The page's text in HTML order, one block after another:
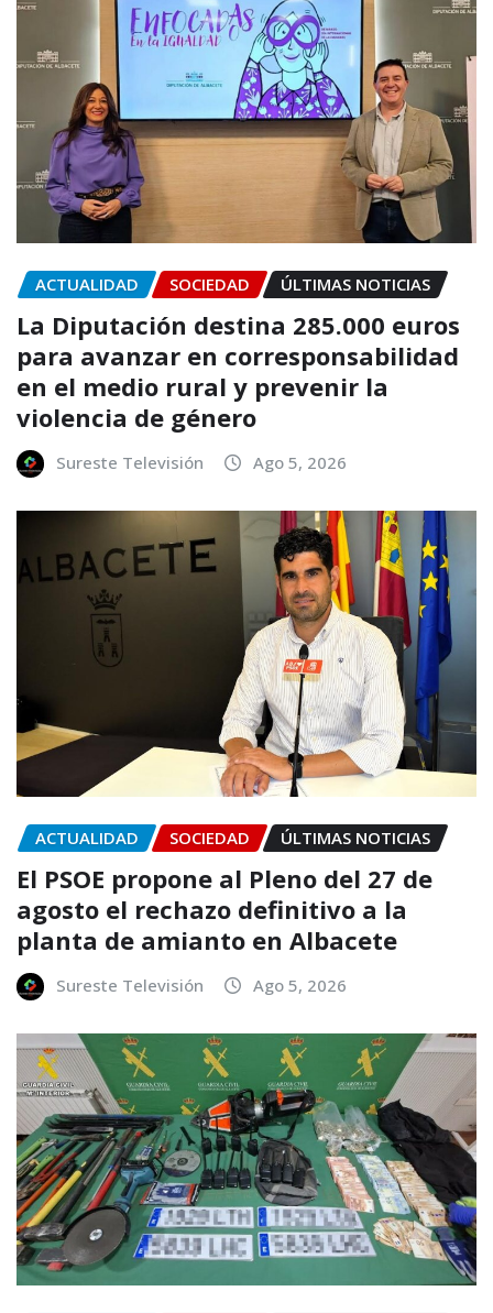
ACTUALIDAD SOCIEDAD ÚLTIMAS NOTICIAS
La Diputación destina 285.000 euros
para avanzar en corresponsabilidad
en el medio rural y prevenir la
violencia de género
Sureste Televisión Ago 5, 2026
ACTUALIDAD SOCIEDAD ÚLTIMAS NOTICIAS
El PSOE propone al Pleno del 27 de
agosto el rechazo definitivo a la
planta de amianto en Albacete
Sureste Televisión Ago 5, 2026